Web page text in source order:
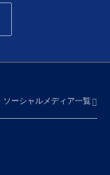
ソーシャルメディア一覧